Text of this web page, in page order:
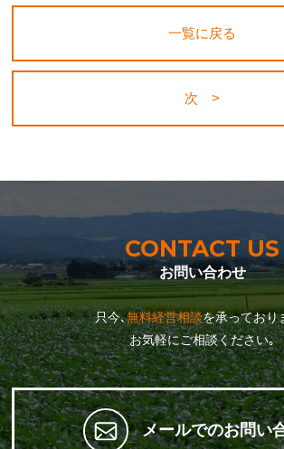
一覧に戻る
次 >
CONTACT US
お問い合わせ
只今､無料経営相談を承っており
お気軽にご相談ください｡
メールでのお問い